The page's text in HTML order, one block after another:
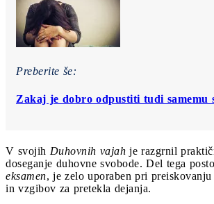
Preberite še:
Zakaj je dobro odpustiti tudi samemu
V svojih Duhovnih vajah je razgrnil
doseganje duhovne svobode. Del tega
eksamen, je zelo uporaben pri
in vzgibov za pretekla dejanja.